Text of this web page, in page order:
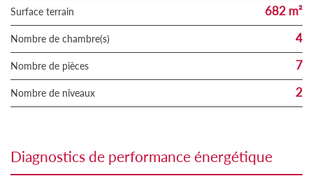
surface terrain 682 m²
Nombre de chambre(s) 4
Nombre de pièces 7
Nombre de niveaux 2
diagnostics de performance énergétique